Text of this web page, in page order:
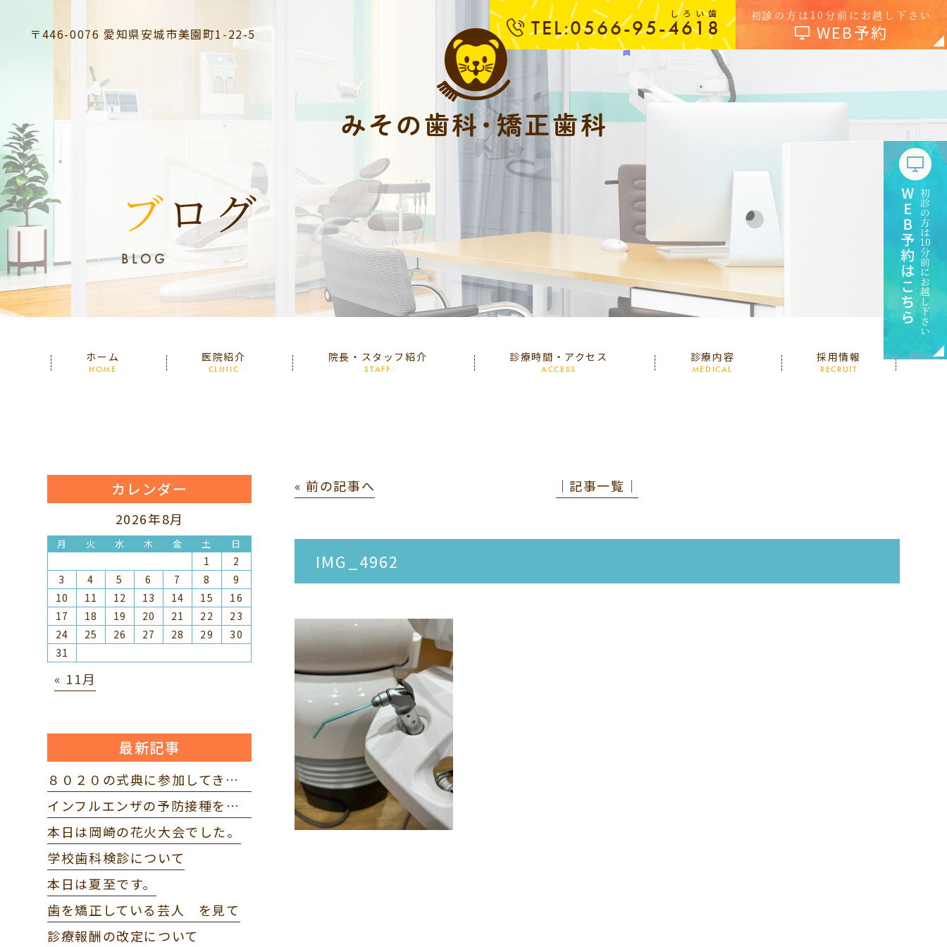
〒446-0076 愛知県安城市美園町1-22-5
しろい歯
TEL:0566-95-4618
初診の方は10分前にお越し下さい
WEB予約
ブログ
BLOG
ホーム
HOME
医院紹介
CLINIC
院長・スタッフ紹介
STAFF
診療時間・アクセス
ACCESS
診療内容
MEDICAL
採用情報
RECRUIT
« 前の記事へ │記事一覧│
IMG_4962
カレンダー
2026年8月
月 火 水 木 金 土 日
1
2
3
4 5 6 7 8
9
10
11 12 13 14 15
16
17
18 19 20 21 22
23
24
25 26 27 28 29
30
31
« 11月
最新記事
８０２０の式典に参加してきました。
インフルエンザの予防接種を打ってきました。
本日は岡崎の花火大会でした。
学校歯科検診について
本日は夏至です。
歯を矯正している芸人 を見て
診療報酬の改定について